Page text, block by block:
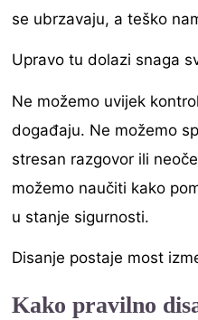
se ubrzavaju, a teško
Upravo tu dolazi snaga
Ne možemo uvijek
događaju. Ne možemo
stresan razgovor ili
možemo naučiti kako
u stanje sigurnosti.
Disanje postaje most
Kako pravilno